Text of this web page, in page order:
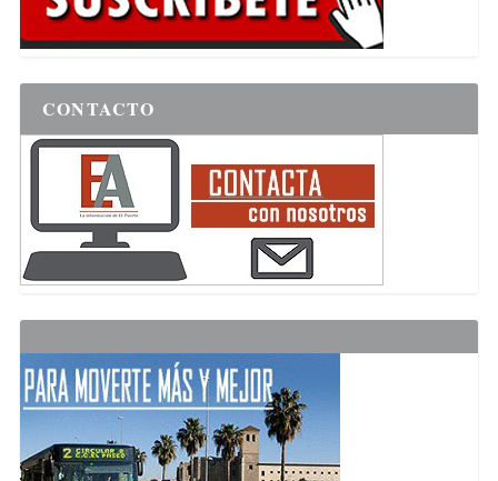
CONTACTO